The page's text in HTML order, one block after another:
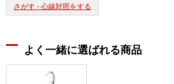
さがす - 心線対照をする
よく一緒に選ばれる商品